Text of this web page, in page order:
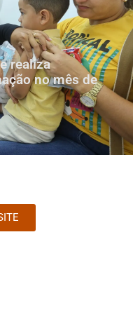
realiza
no mês de